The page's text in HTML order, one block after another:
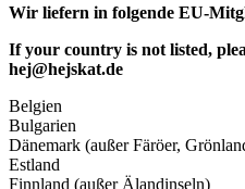
Wir liefern in folgende EU-
If your country is not listed,
hej@hejskat.de
Belgien
Bulgarien
Dänemark (außer Färöer,
Estland
Finnland (außer Älandinseln)